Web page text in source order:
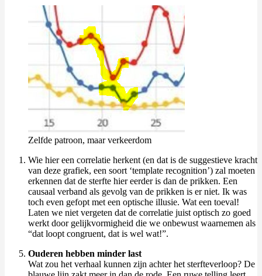
Zelfde patroon, maar verkeerdom
Wie hier een correlatie herkent (en dat is de suggestieve kracht
van deze grafiek, een soort ‘template recognition’) zal moeten
erkennen dat de sterfte hier eerder is dan de prikken. Een
causaal verband als gevolg van de prikken is er niet. Ik was
toch even gefopt met een optische illusie. Wat een toeval!
Laten we niet vergeten dat de correlatie juist optisch zo goed
werkt door gelijkvormigheid die we onbewust waarnemen als
“dat loopt congruent, dat is wel wat!”.
Ouderen hebben minder last
Wat zou het verhaal kunnen zijn achter het sterfteverloop? De